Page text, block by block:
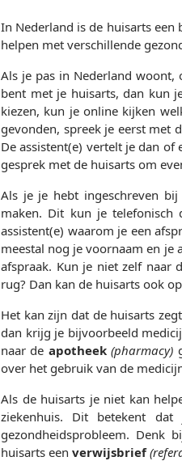
In Nederland is de huisarts
helpen met verschillende
Als je pas in Nederland woont,
bent met je huisarts, dan kun
kiezen, kun je online kijken
gevonden, spreek je eerst met
De assistent(e) vertelt je dan of
gesprek met de huisarts om
Als je je hebt ingeschreven
maken. Dit kun je telefonisch
assistent(e) waarom je een
meestal nog je voornaam en je
afspraak. Kun je niet zelf
rug? Dan kan de huisarts ook op
Het kan zijn dat de huisarts
dan krijg je bijvoorbeeld
naar de apotheek (pharmacy)
over het gebruik van de
Als de huisarts je niet kan
ziekenhuis. Dit betekent
gezondheidsprobleem. Denk
huisarts een verwijsbrief